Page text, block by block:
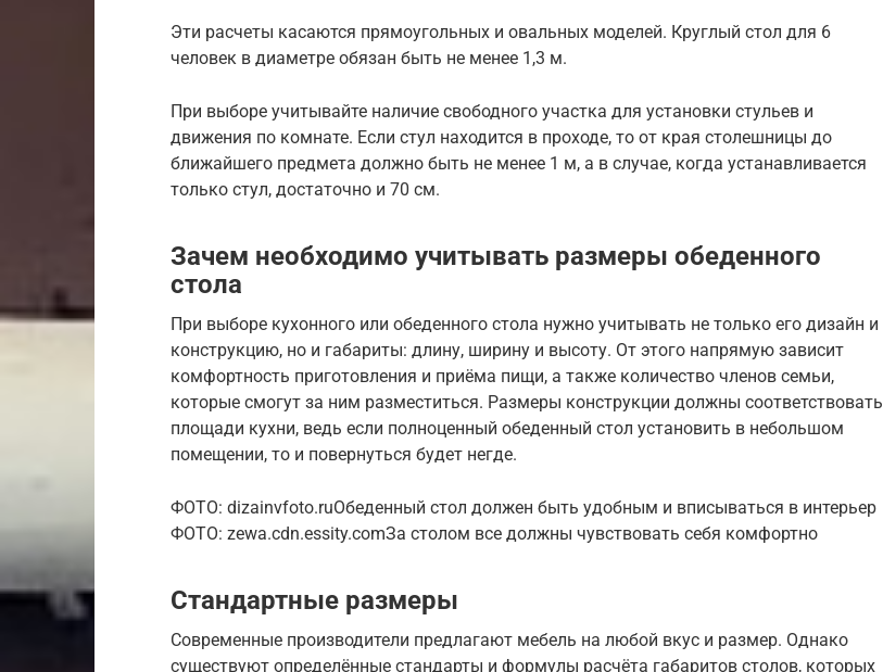
Эти расчеты касаются прямоугольных и овальных моделей. Круглый стол для 6
человек в диаметре обязан быть не менее 1,3 м.
При выборе учитывайте наличие свободного участка для установки стульев и
движения по комнате. Если стул находится в проходе, то от края столешницы до
ближайшего предмета должно быть не менее 1 м, а в случае, когда устанавливается
только стул, достаточно и 70 см.
Зачем необходимо учитывать размеры обеденного
стола
При выборе кухонного или обеденного стола нужно учитывать не только его дизайн и
конструкцию, но и габариты: длину, ширину и высоту. От этого напрямую зависит
комфортность приготовления и приёма пищи, а также количество членов семьи,
которые смогут за ним разместиться. Размеры конструкции должны соответствовать
площади кухни, ведь если полноценный обеденный стол установить в небольшом
помещении, то и повернуться будет негде.
ФОТО: dizainvfoto.ruОбеденный стол должен быть удобным и вписываться в интерьер
ФОТО: zewa.cdn.essity.comЗа столом все должны чувствовать себя комфортно
Стандартные размеры
Современные производители предлагают мебель на любой вкус и размер. Однако
существуют определённые стандарты и формулы расчёта габаритов столов, которых